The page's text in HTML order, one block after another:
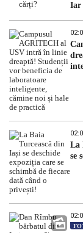
Iar
La
se